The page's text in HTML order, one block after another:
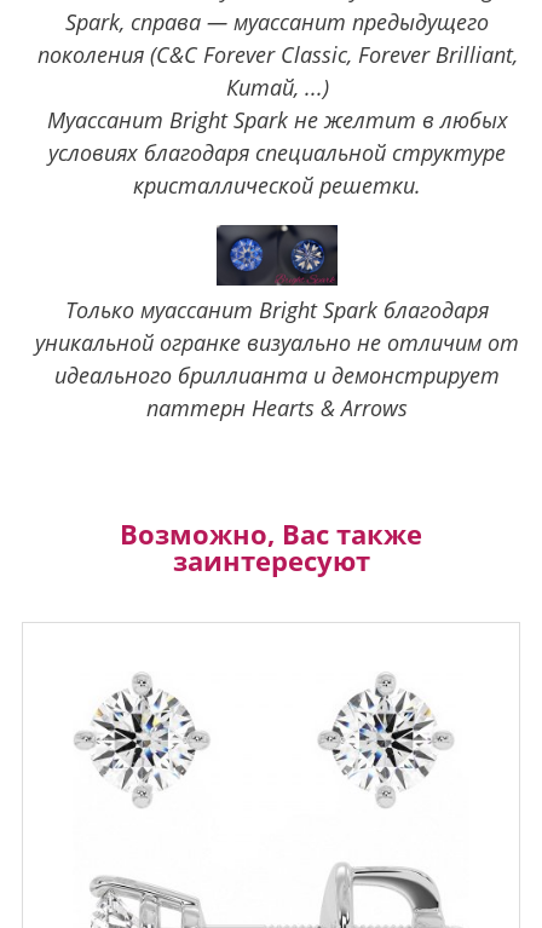
Spark, справа — муассанит предыдущего
поколения (C&C Forever Classic, Forever Brilliant,
Китай, ...)
Муассанит Bright Spark не желтит в любых
условиях благодаря специальной структуре
кристаллической решетки.
Только муассанит Bright Spark благодаря
уникальной огранке визуально не отличим от
идеального бриллианта и демонстрирует
паттерн Hearts & Arrows
Возможно, Вас также
заинтересуют